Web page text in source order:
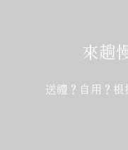
來趟
送禮？自用？